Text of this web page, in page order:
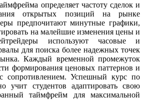
определяет частоту сделок и
открытых позиций на рынке
предпочитают минутные графики,
на малейшие изменения цены и
используют часовые и
для поиска более надежных точек
Каждый временной промежуток
формирования ценовых паттернов и
сопротивлением. Успешный курс по
учит студентов адаптировать свою
таймфрейм для максимальной